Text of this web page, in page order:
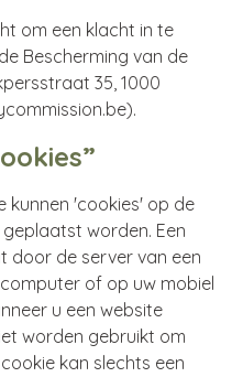
om een klacht in te
Bescherming van de
35, 1000
kunnen 'cookies' op de
worden. Een
door de server van een
of op uw mobiel
u een website
worden gebruikt om
kan slechts een